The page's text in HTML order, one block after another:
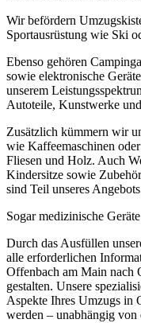
Wir befördern
Sportausrüstung wie Ski
Ebenso gehören
sowie elektronische
unserem
Autoteile, Kunstwerke
Zusätzlich kümmern wir
wie Kaffeemaschinen
Fliesen und Holz. Auch
Kindersitze sowie
sind Teil unseres
Sogar medizinische
Durch das Ausfüllen
alle erforderlichen
Offenbach am Main nach
gestalten. Unsere
Aspekte Ihres Umzugs in
werden – unabhängig von